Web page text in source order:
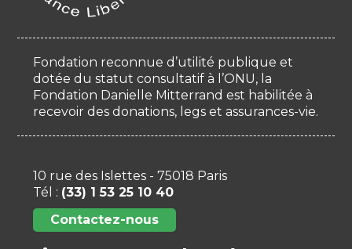
Fondation reconnue d’utilité publique et
dotée du statut consultatif à l’ONU, la
Fondation Danielle Mitterrand est habilitée à
recevoir des donations, legs et assurances-vie.
10 rue des Islettes - 75018 Paris
Tél : (33) 1 53 25 10 40
Contactez-nous